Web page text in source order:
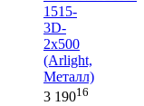
1515-
3D-
2x500
(Arlight,
Металл)
3 19016